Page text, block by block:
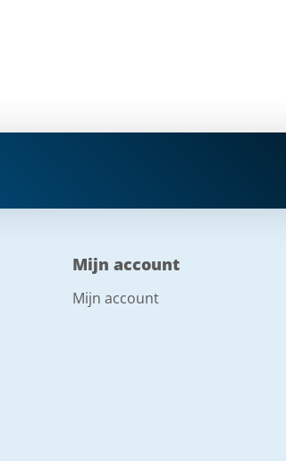
Mijn account
Mijn account